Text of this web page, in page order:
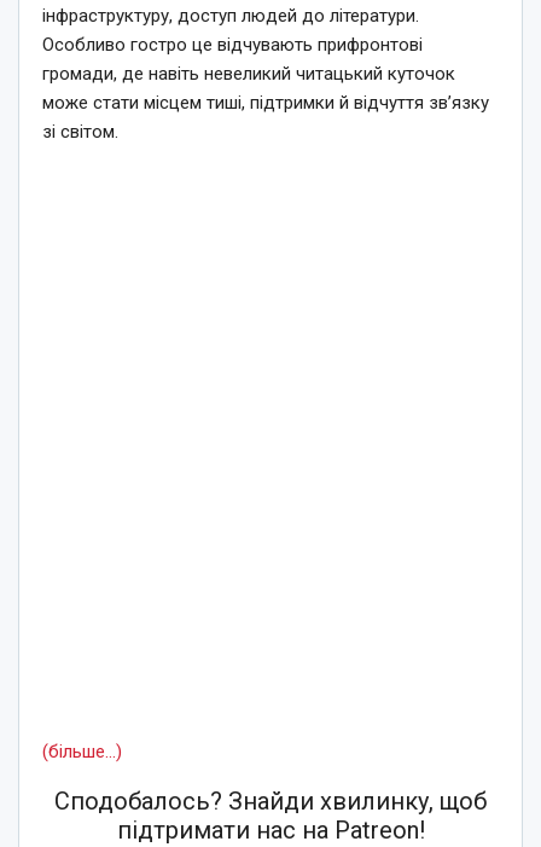
інфраструктуру, доступ людей до літератури.
Особливо гостро це відчувають прифронтові
громади, де навіть невеликий читацький куточок
може стати місцем тиші, підтримки й відчуття зв’язку
зі світом.
(більше…)
Сподобалось? Знайди хвилинку, щоб
підтримати нас на Patreon!